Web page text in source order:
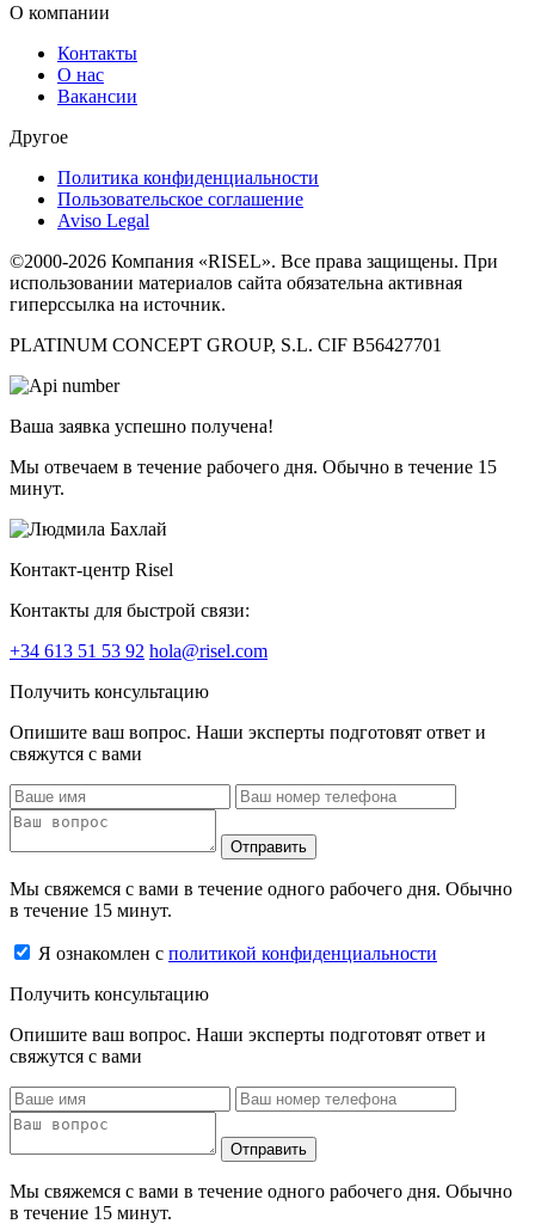
О компании
Контакты
О нас
Вакансии
Другое
Политика конфиденциальности
Пользовательское соглашение
Aviso Legal
©2000-2026 Компания «RISEL». Все права защищены. При
использовании материалов сайта обязательна активная
гиперссылка на источник.
PLATINUM CONCEPT GROUP, S.L. CIF B56427701
Ваша заявка успешно получена!
Мы отвечаем в течение рабочего дня. Обычно в течение 15
минут.
Контакт-центр Risel
Контакты для быстрой связи:
+34 613 51 53 92 hola@risel.com
Получить консультацию
Опишите ваш вопрос. Наши эксперты подготовят ответ и
свяжутся с вами
Отправить
Мы свяжемся с вами в течение одного рабочего дня. Обычно
в течение 15 минут.
Я ознакомлен с политикой конфиденциальности
Получить консультацию
Опишите ваш вопрос. Наши эксперты подготовят ответ и
свяжутся с вами
Отправить
Мы свяжемся с вами в течение одного рабочего дня. Обычно
в течение 15 минут.